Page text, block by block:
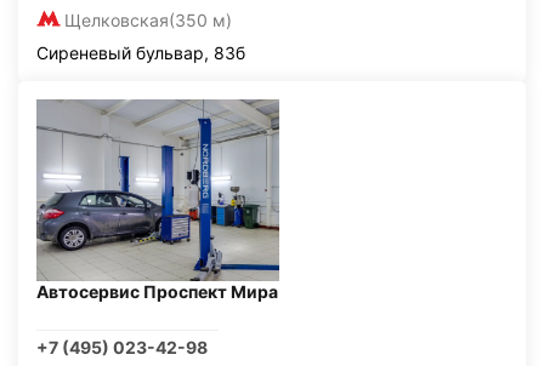
Щелковская(350 м)
Сиреневый бульвар, 83б
Автосервис Проспект Мира
+7 (495) 023-42-98